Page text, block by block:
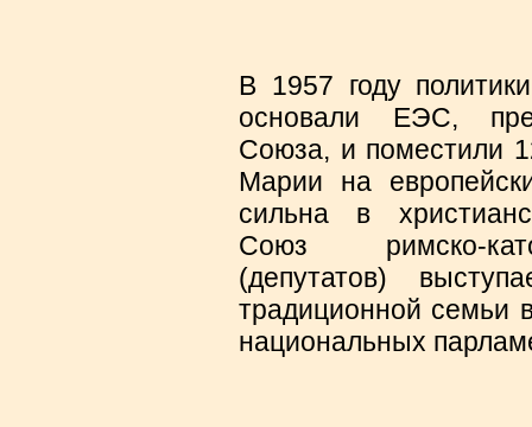
В 1957 году
основали ЕЭС,
Союза, и поместили
Марии на
сильна в
Союз римско-
(депутатов)
традиционной семьи
национальных